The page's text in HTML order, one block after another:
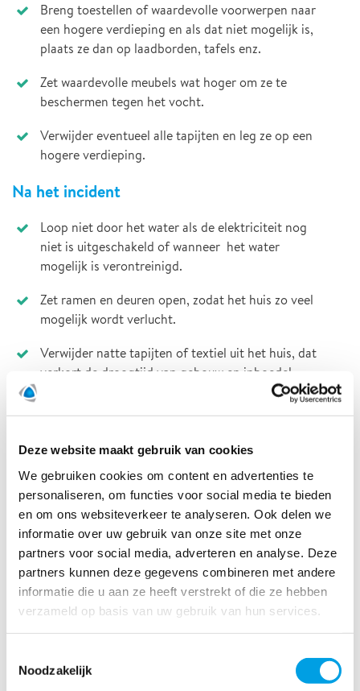
Deze website maakt gebruik van cookies
We gebruiken cookies om content en advertenties te
personaliseren, om functies voor social media te bieden
en om ons websiteverkeer te analyseren. Ook delen we
informatie over uw gebruik van onze site met onze
partners voor social media, adverteren en analyse. Deze
partners kunnen deze gegevens combineren met andere
informatie die u aan ze heeft verstrekt of die ze hebben
verzameld op basis van uw gebruik van hun services.
Noodzakelijk
Breng toestellen of waardevolle voorwerpen naar
een hogere verdieping en als dat niet mogelijk is,
plaats ze dan op laadborden, tafels enz.
Zet waardevolle meubels wat hoger om ze te
beschermen tegen het vocht.
Verwijder eventueel alle tapijten en leg ze op een
hogere verdieping.
Na het incident
Loop niet door het water als de elektriciteit nog
niet is uitgeschakeld of wanneer het water
mogelijk is verontreinigd.
Zet ramen en deuren open, zodat het huis zo veel
mogelijk wordt verlucht.
Verwijder natte tapijten of textiel uit het huis, dat
verkort de droogtijd van gebouw en inboedel.
Leg aluminiumfolie, houten blokken of bakjes
natte tapijten niet verplaatst kunnen worden). Zo
en blijft de schade beperkt.
Verwijder overtollig water van beschadigde foto’s,
boeken of documenten en leg ze in een koele
ruimte (indien mogelijk in de koelkast of vriezer).
Probeer in geen geval ze te drogen. Polygon kan
documenten in koude of bevroren toestand met
behulp van een speciaal proces herstellen.
of werd uitgeschakeld, moet hij zo snel mogelijk